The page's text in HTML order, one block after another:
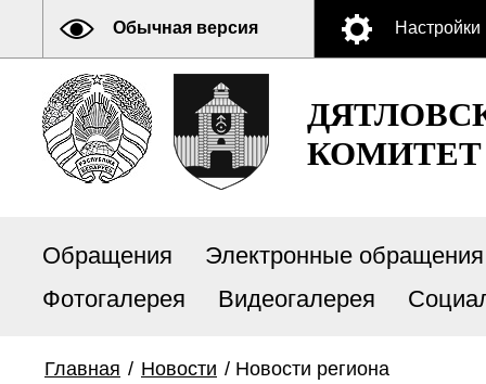
Обычная версия Настройки
КОМИТЕТ
Обращения
Электронные обращения
Фотогалерея
Видеогалерея
Главная / Новости / Новости региона